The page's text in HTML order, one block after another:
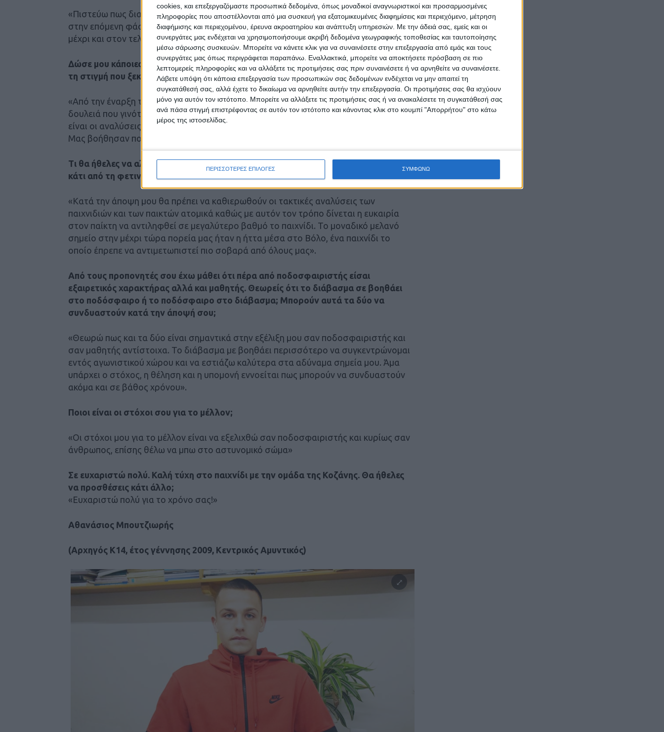
cookies, και επεξεργαζόμαστε προσωπικά δεδομένα, όπως μοναδικοί αναγνωριστικοί και προσαρμοσμένες
πληροφορίες που αποστέλλονται από μια συσκευή για εξατομικευμένες διαφημίσεις και περιεχόμενο, μέτρηση
διαφήμισης και περιεχομένου, έρευνα ακροατηρίου και ανάπτυξη υπηρεσιών. Με την άδειά σας, εμείς και οι
συνεργάτες μας ενδέχεται να χρησιμοποιήσουμε ακριβή δεδομένα γεωγραφικής τοποθεσίας και ταυτοποίησης
μέσω σάρωσης συσκευών. Μπορείτε να κάνετε κλικ για να συναινέσετε στην επεξεργασία από εμάς και τους
συνεργάτες μας όπως περιγράφεται παραπάνω. Εναλλακτικά, μπορείτε να αποκτήσετε πρόσβαση σε πιο
λεπτομερείς πληροφορίες και να αλλάξετε τις προτιμήσεις σας πριν συναινέσετε ή να αρνηθείτε να συναινέσετε.
Λάβετε υπόψη ότι κάποια επεξεργασία των προσωπικών σας δεδομένων ενδέχεται να μην απαιτεί τη
συγκατάθεσή σας, αλλά έχετε το δικαίωμα να αρνηθείτε αυτήν την επεξεργασία. Οι προτιμήσεις σας θα ισχύουν
μόνο για αυτόν τον ιστότοπο. Μπορείτε να αλλάξετε τις προτιμήσεις σας ή να ανακαλέσετε τη συγκατάθεσή σας
ανά πάσα στιγμή επιστρέφοντας σε αυτόν τον ιστότοπο και κάνοντας κλικ στο κουμπί "Απορρήτου" στο κάτω
μέρος της ιστοσελίδας.
ΠΕΡΙΣΣΟΤΕΡΕΣ ΕΠΙΛΟΓΕΣ ΣΥΜΦΩΝΩ
«Πιστεύω πως διαθέτουμε τα κατάλληλα εφόδια και την ποιότητα να περάσουμε
στην επόμενη φάση και να κάνουμε ακόμη ένα βήμα για το όνειρο της συμμετοχής
μέχρι και στον τελικό».
Δώσε μου κάποιες λεπτομέρειες για το πώς κύλησε μέχρι τώρα η φετινή σεζόν από
τη στιγμή που ξεκίνησαν οι προπονήσεις με τη μικτή μέχρι και σήμερα:
«Από την έναρξη των προπονήσεων φαινόταν η διάθεση μας, το καλό κλίμα και η
δουλειά που γινόταν για να έρθει εν τέλει η πρόκριση. Το σημαντικότερο ίσως όλων
είναι οι αναλύσεις των αγώνων (επίσημων και φιλικών), κάτι πρωτόγνωρο για εμάς.
Μας βοήθησαν πολύ να εξελιχθούμε ατομικά σαν παίχτες».
Τι θα ήθελες να αλλάξει ή να βελτιωθεί στη λειτουργία του μικτών ομάδων; Είναι
κάτι από τη φετινή σεζόν που θα ήθελες να ξεχάσεις;
«Κατά την άποψη μου θα πρέπει να καθιερωθούν οι τακτικές αναλύσεις των
παιχνιδιών και των παικτών ατομικά καθώς με αυτόν τον τρόπο δίνεται η ευκαιρία
στον παίκτη να αντιληφθεί σε μεγαλύτερο βαθμό το παιχνίδι. Το μοναδικό μελανό
σημείο στην μέχρι τώρα πορεία μας ήταν η ήττα μέσα στο Βόλο, ένα παιχνίδι το
οποίο έπρεπε να αντιμετωπιστεί πιο σοβαρά από όλους μας».
Από τους προπονητές σου έχω μάθει ότι πέρα από ποδοσφαιριστής είσαι
εξαιρετικός χαρακτήρας αλλά και μαθητής. Θεωρείς ότι το διάβασμα σε βοηθάει
στο ποδόσφαιρο ή το ποδόσφαιρο στο διάβασμα; Μπορούν αυτά τα δύο να
συνδυαστούν κατά την άποψή σου;
«Θεωρώ πως και τα δύο είναι σημαντικά στην εξέλιξη μου σαν ποδοσφαιριστής και
σαν μαθητής αντίστοιχα. Το διάβασμα με βοηθάει περισσότερο να συγκεντρώνομαι
εντός αγωνιστικού χώρου και να εστιάζω καλύτερα στα αδύναμα σημεία μου. Άμα
υπάρχει ο στόχος, η θέληση και η υπομονή εννοείται πως μπορούν να συνδυαστούν
ακόμα και σε βάθος χρόνου».
Ποιοι είναι οι στόχοι σου για το μέλλον;
«Οι στόχοι μου για το μέλλον είναι να εξελιχθώ σαν ποδοσφαιριστής και κυρίως σαν
άνθρωπος, επίσης θέλω να μπω στο αστυνομικό σώμα»
Σε ευχαριστώ πολύ. Καλή τύχη στο παιχνίδι με την ομάδα της Κοζάνης. Θα ήθελες
να προσθέσεις κάτι άλλο;
«Ευχαριστώ πολύ για το χρόνο σας!»
Αθανάσιος Μπουτζιωρής
(Αρχηγός Κ14, έτος γέννησης 2009, Κεντρικός Αμυντικός)